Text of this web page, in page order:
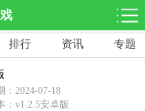
软件分类
戏
排行 资讯 专题
v1.2.5安卓版 下载
：2024-07-18
：v1.2.5安卓版